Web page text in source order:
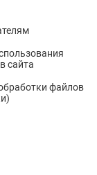
сайта
файлов